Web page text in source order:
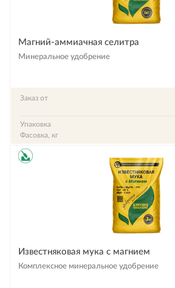
Магний-аммиачная селитра
Минеральное удобрение
Заказ от
Упаковка
Фасовка, кг
Известняковая мука с магнием
Комплексное минеральное удобрение